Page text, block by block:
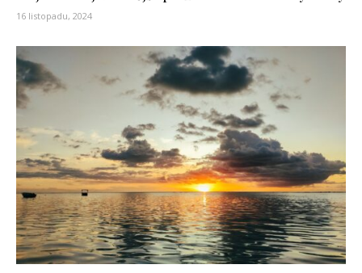
16 listopadu, 2024